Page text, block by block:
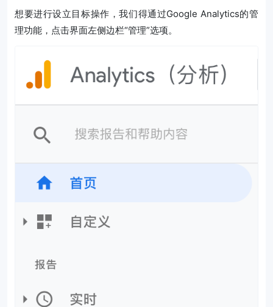
想要进行设立目标操作，我们得通过Google Analytics的管
理功能，点击界面左侧边栏“管理”选项。